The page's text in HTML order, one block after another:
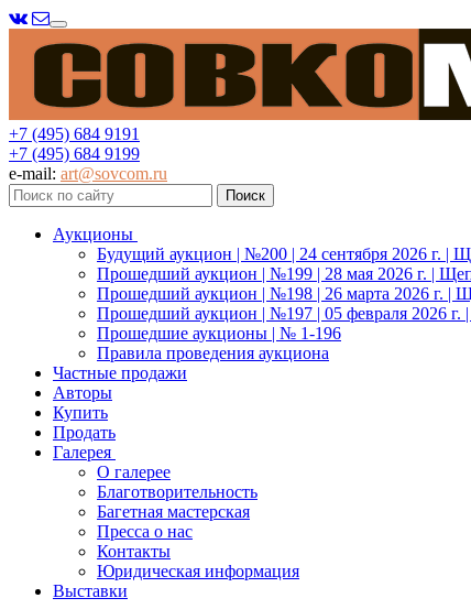
Меню
+7 (495) 684 9191
+7 (495) 684 9199
e-mail: art@sovcom.ru
Аукционы
Будущий аукцион | №200 | 24 сентября 2026 г. |
Прошедший аукцион | №199 | 28 мая 2026 г. |
Прошедший аукцион | №198 | 26 марта 2026 г. |
Прошедший аукцион | №197 | 05 февраля 2026 г.
Прошедшие аукционы | № 1-196
Правила проведения аукциона
Частные продажи
Авторы
Купить
Продать
Галерея
О галерее
Благотворительность
Багетная мастерская
Пресса о нас
Контакты
Юридическая информация
Выставки